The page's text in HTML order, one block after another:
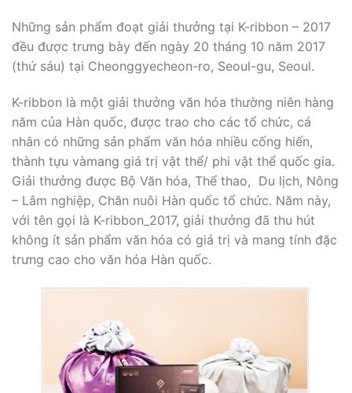
Những sản phẩm đoạt giải thưởng tại K-ribbon – 2017
đều được trưng bày đến ngày 20 tháng 10 năm 2017
(thứ sáu) tại Cheonggyecheon-ro, Seoul-gu, Seoul.
K-ribbon là một giải thưởng văn hóa thường niên hàng
năm của Hàn quốc, được trao cho các tổ chức, cá
nhân có những sản phẩm văn hóa nhiều cống hiến,
thành tựu vàmang giá trị vật thể/ phi vật thể quốc gia.
Giải thưởng được Bộ Văn hóa, Thể thao, Du lịch, Nông
– Lâm nghiệp, Chăn nuôi Hàn quốc tổ chức. Năm này,
với tên gọi là K-ribbon_2017, giải thưởng đã thu hút
không ít sản phẩm văn hóa có giá trị và mang tính đặc
trưng cao cho văn hóa Hàn quốc.